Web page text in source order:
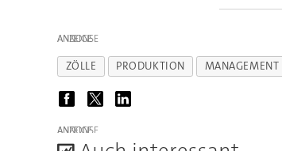
ANZEIGE
ZÖLLE PRODUKTION MANAGEMENT
ANZEIGE